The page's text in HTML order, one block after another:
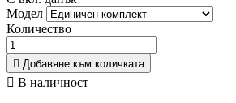
Модел
Количество
 Добавяне към количката
 В наличност